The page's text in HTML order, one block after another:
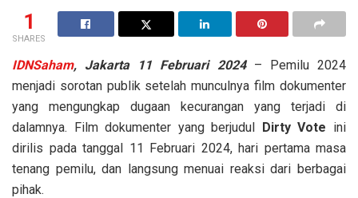
1
SHARES
IDNSaham, Jakarta 11 Februari 2024– Pemilu 2024
menjadi sorotan publik setelah munculnya film dokumenter
yang mengungkap dugaan kecurangan yang terjadi di
dalamnya. Film dokumenter yang berjudul Dirty Vote ini
dirilis pada tanggal 11 Februari 2024, hari pertama masa
tenang pemilu, dan langsung menuai reaksi dari berbagai
pihak.